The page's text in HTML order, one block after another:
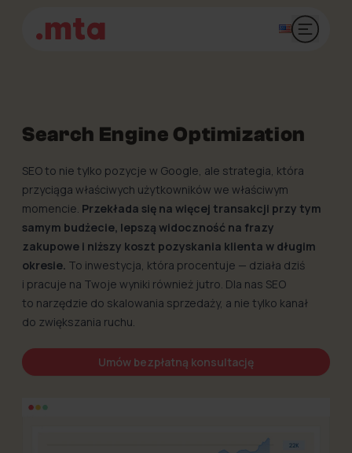
Otwórz
Search Engine Optimization
SEO to nie tylko pozycje w Google, ale strategia, która
przyciąga właściwych użytkowników we właściwym
momencie. Przekłada się na więcej transakcji przy tym
samym budżecie, lepszą widoczność na frazy
zakupowe i niższy koszt pozyskania klienta w długim
okresie. To inwestycja, która procentuje — działa dziś
i pracuje na Twoje wyniki również jutro. Dla nas SEO
to narzędzie do skalowania sprzedaży, a nie tylko kanał
do zwiększania ruchu.
Umów bezpłatną konsultację